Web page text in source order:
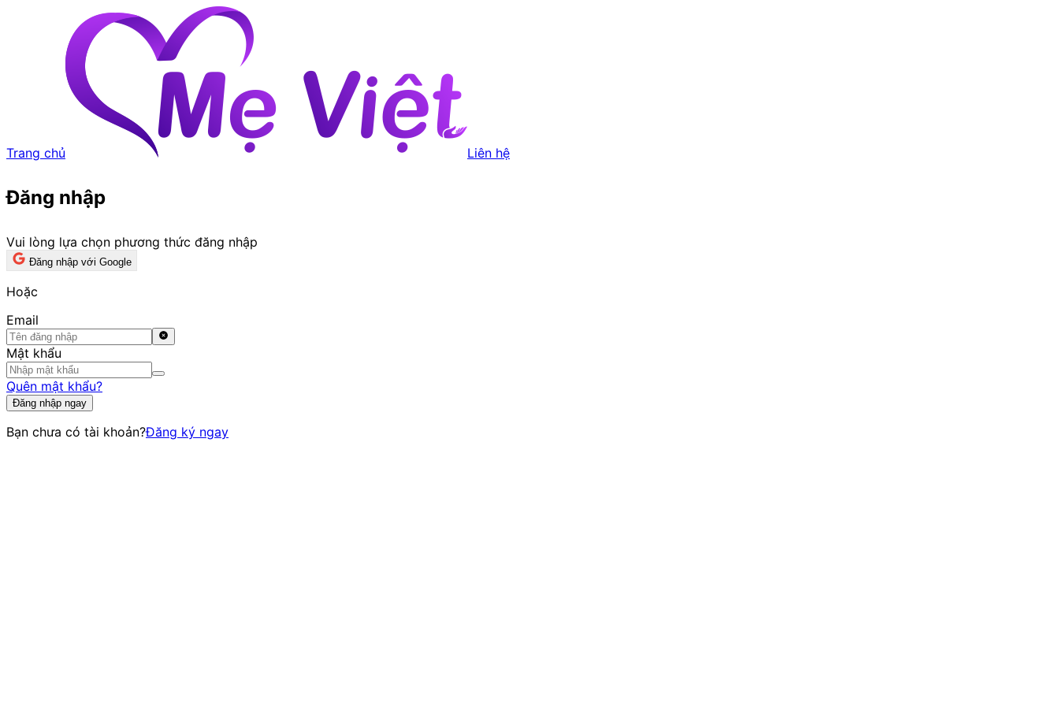
Trang chủ Liên hệ
Đăng nhập
Vui lòng lựa chọn phương thức đăng nhập
Đăng nhập với Google
Hoặc
Email
Mật khẩu
Quên mật khẩu?
Đăng nhập ngay
Bạn chưa có tài khoản?Đăng ký ngay